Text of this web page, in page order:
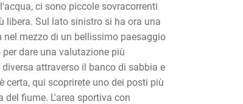
ci sono piccole sovracorrenti
libera. Sul lato sinistro si ha ora una
mezzo di un bellissimo paesaggio
dare una valutazione più
attraverso il banco di sabbia e
certa, qui scoprirete uno dei posti più
fiume. L'area sportiva con